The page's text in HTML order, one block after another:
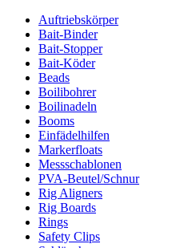
Auftriebskörper
Bait-Binder
Bait-Stopper
Bait-Köder
Beads
Boilibohrer
Boilinadeln
Booms
Einfädelhilfen
Markerfloats
Messschablonen
PVA-Beutel/Schnur
Rig Aligners
Rig Boards
Rings
Safety Clips